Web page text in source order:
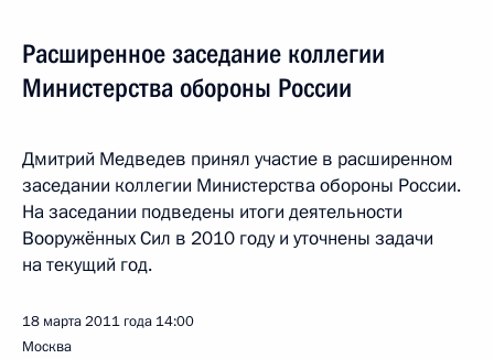
Расширенное заседание коллегии
Министерства обороны России
Дмитрий Медведев принял участие в расширенном
заседании коллегии Министерства обороны России.
На заседании подведены итоги деятельности
Вооружённых Сил в 2010 году и уточнены задачи
на текущий год.
18 марта 2011 года 14:00
Москва